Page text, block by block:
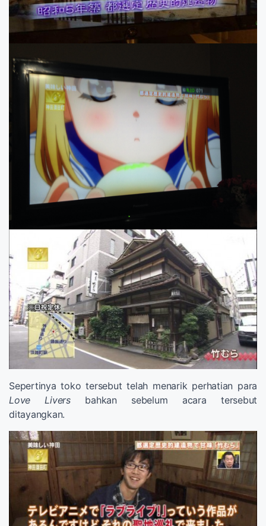
Sepertinya toko tersebut telah menarik perhatian para
Love Liversbahkan sebelum acara tersebut
ditayangkan.